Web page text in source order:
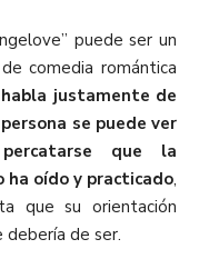
puede ser un
comedia romántica
justamente de
se puede ver
que la
oído y practicado,
que su orientación
debería de ser.